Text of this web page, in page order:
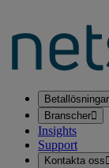
Betallösningar
Branscher
Insights
Support
Kontakta oss